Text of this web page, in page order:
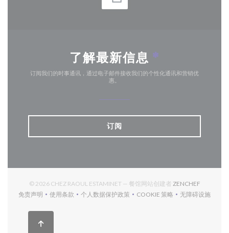
了解最新信息 *
订阅我们的时事通讯，通过电子邮件接收我们的个性化通讯和营销优
惠。
订阅
© 2026 CHEZ RAOUL ESTAMINET — 餐馆网站创建者 ZENCHEF((在新窗
免责声明
((在新窗口中打开))
使用条款
((在新窗口中打开))
个人数据保护政策
((在新窗口中打开))
COOKIE 策略
((在新窗口中打开))
无障碍设施
((在新窗口